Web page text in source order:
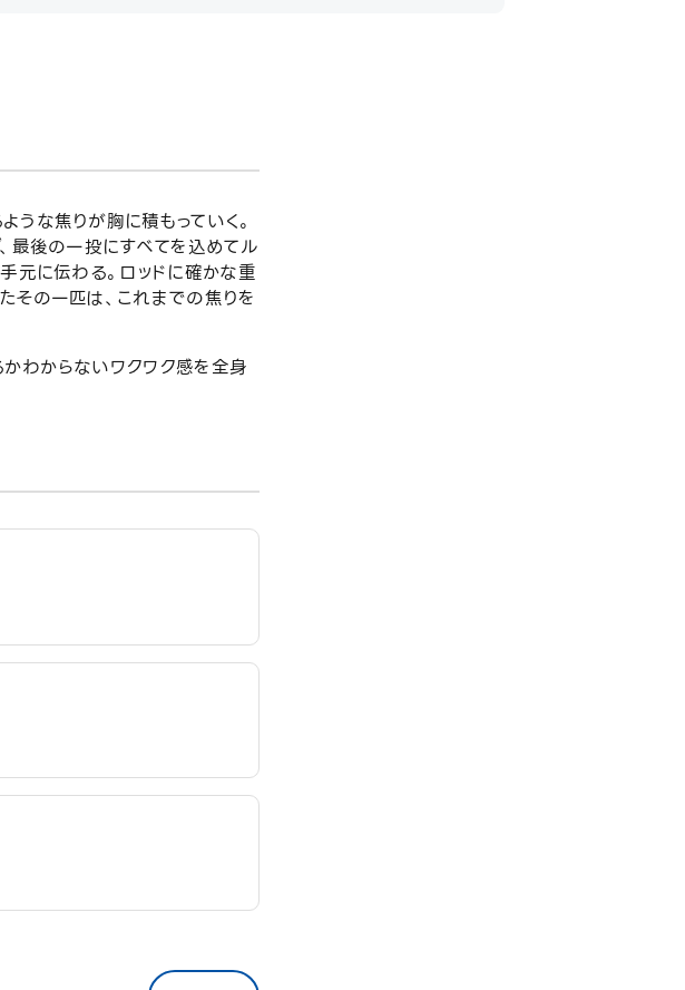
な焦りが胸に積もっていく。
最後の一投にすべてを込めてル
元に伝わる。ロッドに確かな重
その一匹は、これまでの焦りを
わからないワクワク感を全身